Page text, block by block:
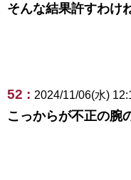
そんな結果許すわけ
52 : 2024/11/06(水)
こっからが不正の腕